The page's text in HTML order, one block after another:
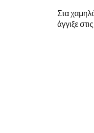
Στα
άγγιξε